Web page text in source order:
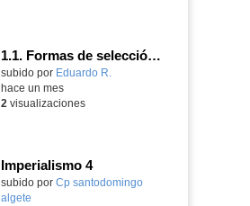
1.1. Formas de selección del objeto Form 4
Contenido educativo.
subido por Eduardo R.
hace un mes
2 visualizaciones
Imperialismo 4
Contenido educativo.
subido por Cp santodomingo
algete